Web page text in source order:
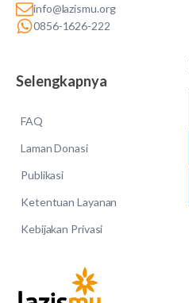
info@lazismu.org
0856-1626-222
Selengkapnya
FAQ
Laman Donasi
Publikasi
Ketentuan Layanan
Kebijakan Privasi